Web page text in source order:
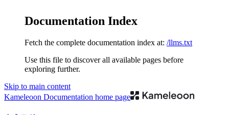
Documentation Index
Fetch the complete documentation index at: /llms.txt
Use this file to discover all available pages before
exploring further.
Skip to main content
Kameleoon Documentation home page